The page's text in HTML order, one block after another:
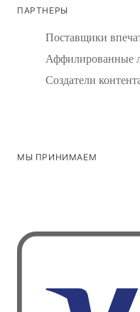
ПАРТНЕРЫ
Поставщики
Аффилированные
Создатели
МЫ ПРИНИМАЕМ